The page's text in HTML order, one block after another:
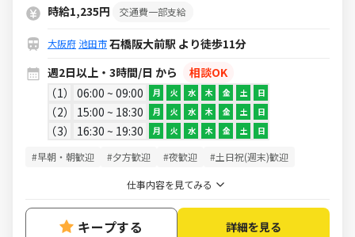
時給1,235円 交通費一部支給
大阪府 池田市石橋阪大前駅 より徒歩11分
週2日以上・3時間/日 から
相談OK
1
06:00 ~ 09:00 月 火 水 木 金 土 日
2 15:00 ~ 18:30 月 火 水 木 金 土 日
3 16:30 ~ 19:30 月 火 水 木 金 土 日
#早朝・朝歓迎 #夕方歓迎 #夜歓迎 #土日祝(週末)歓迎
仕事内容を見てみる
キープする 詳細を見る